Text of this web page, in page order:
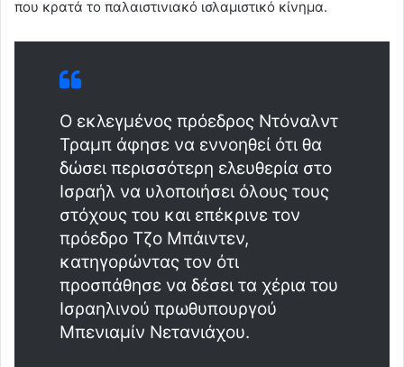
που κρατά το παλαιστινιακό ισλαμιστικό κίνημα.
Ο εκλεγμένος πρόεδρος Ντόναλντ
Τραμπ άφησε να εννοηθεί ότι θα
δώσει περισσότερη ελευθερία στο
Ισραήλ να υλοποιήσει όλους τους
στόχους του και επέκρινε τον
πρόεδρο Τζο Μπάιντεν,
κατηγορώντας τον ότι
προσπάθησε να δέσει τα χέρια του
Ισραηλινού πρωθυπουργού
Μπενιαμίν Νετανιάχου.